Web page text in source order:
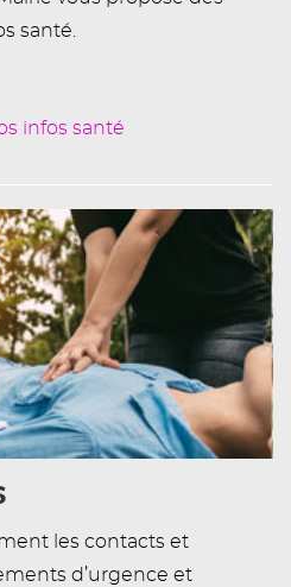
santé.
infos santé
les contacts et
d’urgence et